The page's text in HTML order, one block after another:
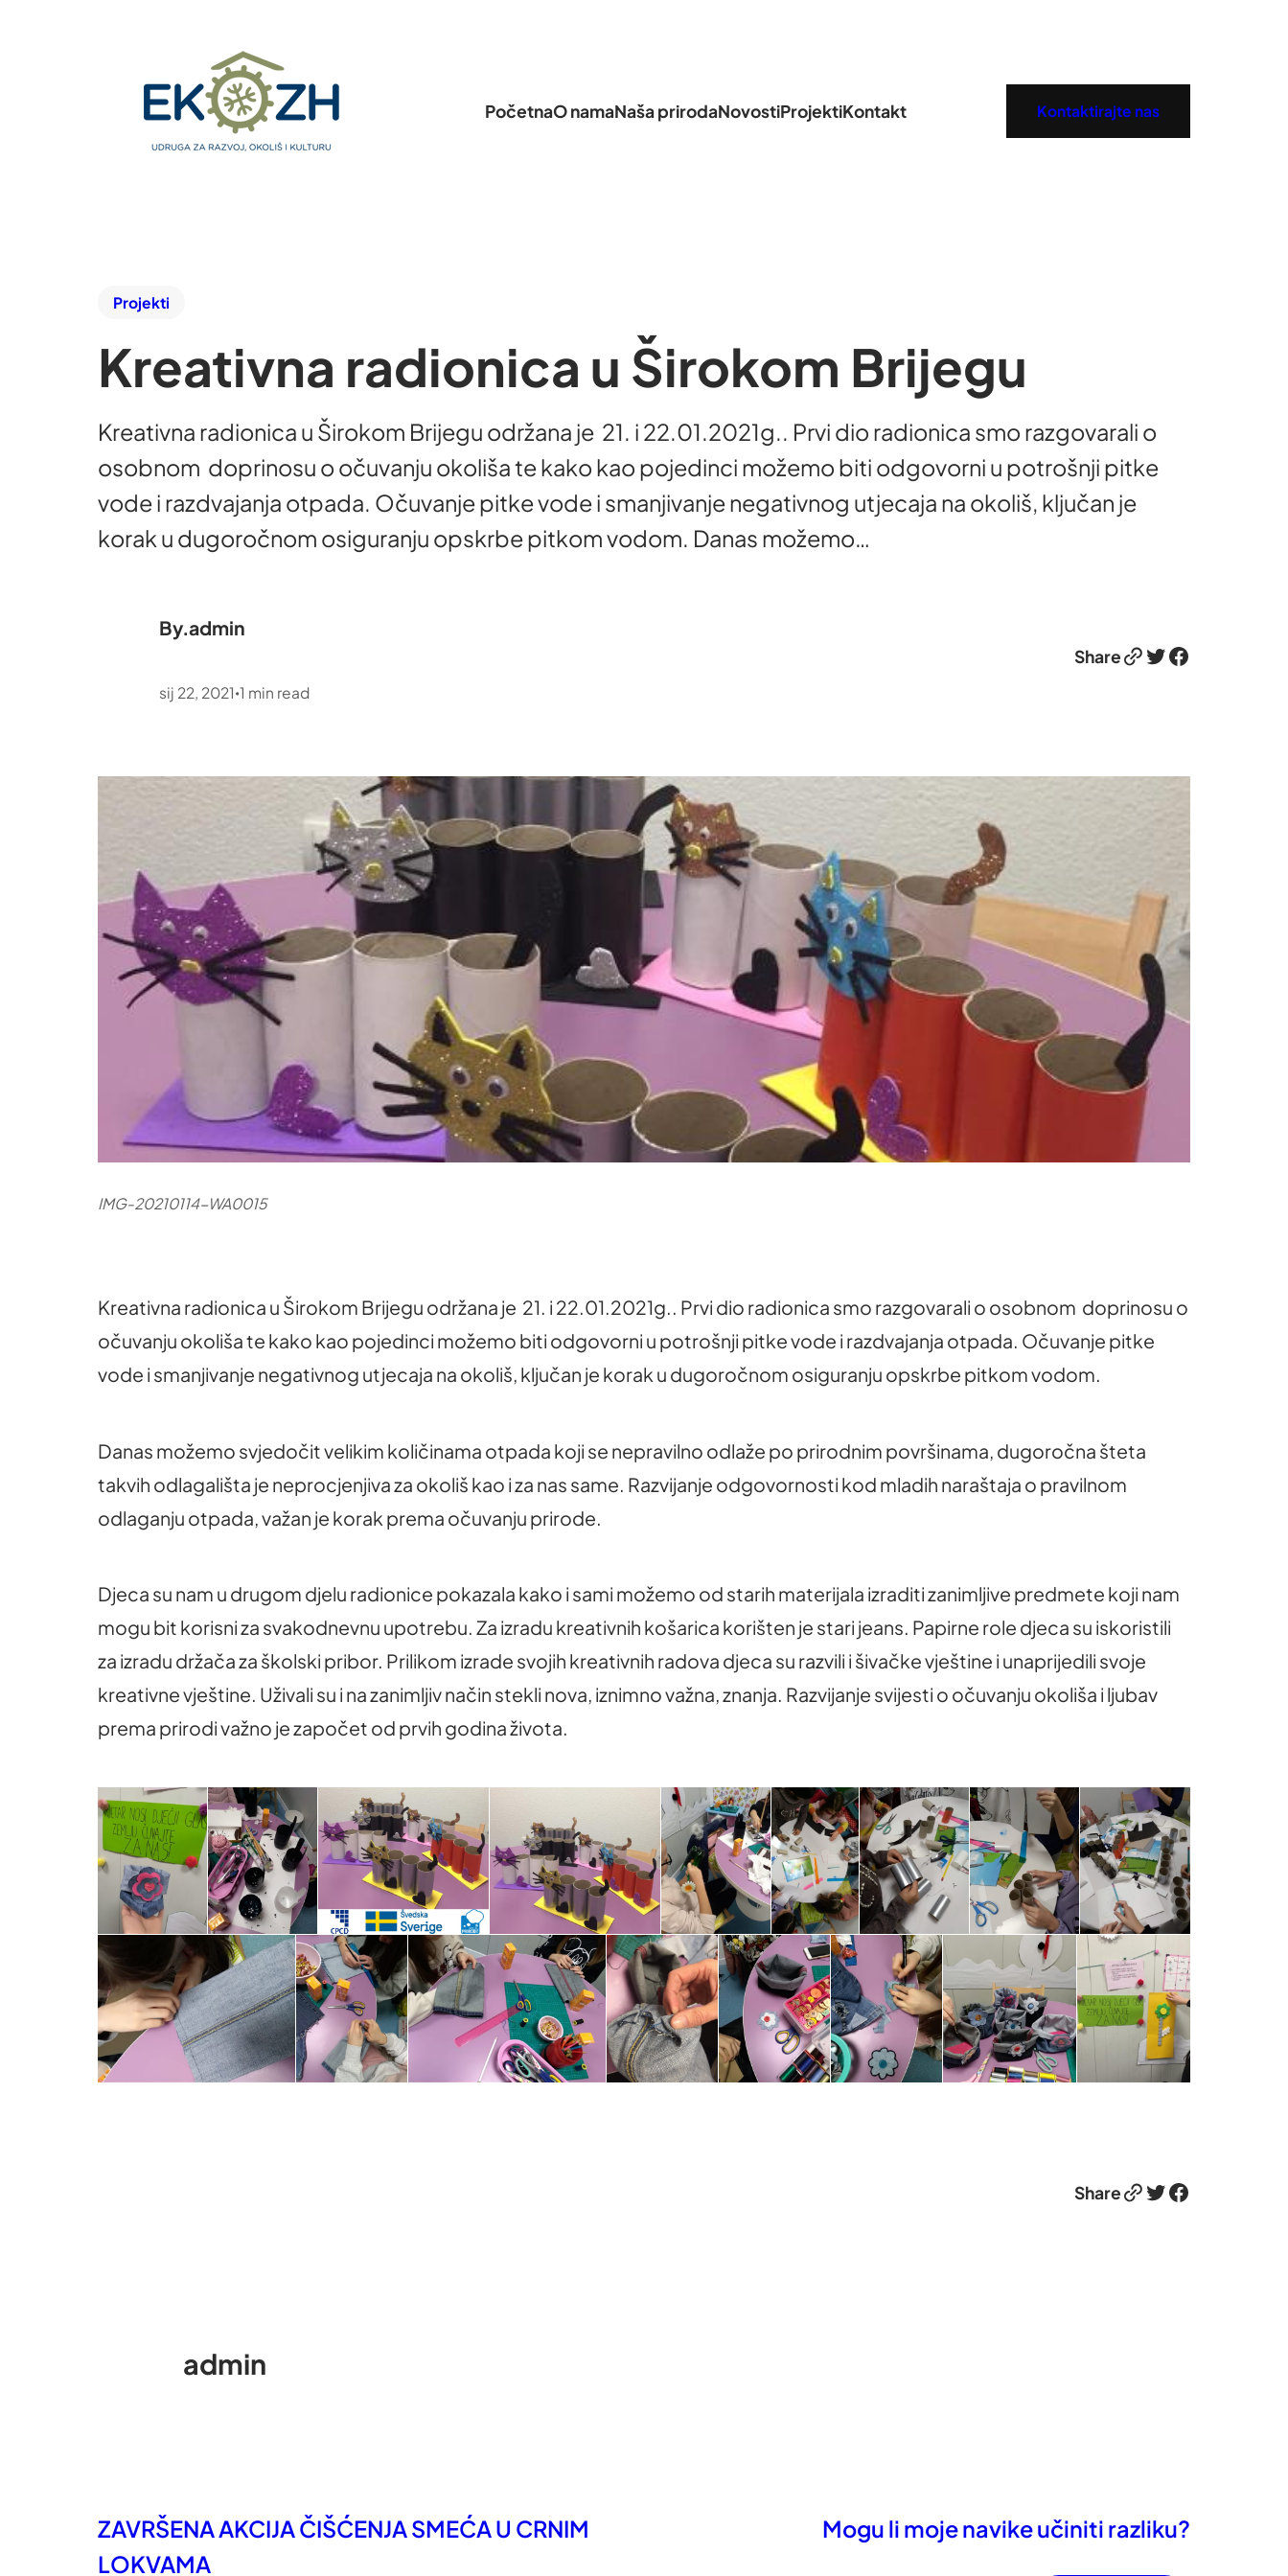
PočetnaO namaNaša prirodaNovostiProjektiKontakt Kontaktirajte nas
Projekti
Kreativna radionica u Širokom Brijegu
Kreativna radionica u Širokom Brijegu održana je 21. i 22.01.2021g.. Prvi dio radionica smo razgovarali o
osobnom doprinosu o očuvanju okoliša te kako kao pojedinci možemo biti odgovorni u potrošnji pitke
vode i razdvajanja otpada. Očuvanje pitke vode i smanjivanje negativnog utjecaja na okoliš, ključan je
korak u dugoročnom osiguranju opskrbe pitkom vodom. Danas možemo…
By.admin
sij 22, 2021 •1 min read
ShareLink Twitter Facebook
IMG-20210114-WA0015
Kreativna radionica u Širokom Brijegu održana je 21. i 22.01.2021g.. Prvi dio radionica smo razgovarali o osobnom doprinosu o
očuvanju okoliša te kako kao pojedinci možemo biti odgovorni u potrošnji pitke vode i razdvajanja otpada. Očuvanje pitke
vode i smanjivanje negativnog utjecaja na okoliš, ključan je korak u dugoročnom osiguranju opskrbe pitkom vodom.
Danas možemo svjedočit velikim količinama otpada koji se nepravilno odlaže po prirodnim površinama, dugoročna šteta
takvih odlagališta je neprocjenjiva za okoliš kao i za nas same. Razvijanje odgovornosti kod mladih naraštaja o pravilnom
odlaganju otpada, važan je korak prema očuvanju prirode.
Djeca su nam u drugom djelu radionice pokazala kako i sami možemo od starih materijala izraditi zanimljive predmete koji nam
mogu bit korisni za svakodnevnu upotrebu. Za izradu kreativnih košarica korišten je stari jeans. Papirne role djeca su iskoristili
za izradu držača za školski pribor. Prilikom izrade svojih kreativnih radova djeca su razvili i šivačke vještine i unaprijedili svoje
kreativne vještine. Uživali su i na zanimljiv način stekli nova, iznimno važna, znanja. Razvijanje svijesti o očuvanju okoliša i ljubav
prema prirodi važno je započet od prvih godina života.
ShareLink Twitter Facebook
admin
ZAVRŠENA AKCIJA ČIŠĆENJA SMEĆA U CRNIM
LOKVAMA
Mogu li moje navike učiniti razliku?